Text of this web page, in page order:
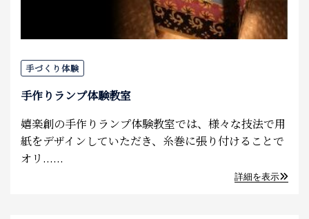
手づくり体験
手作りランプ体験教室
嬉楽創の手作りランプ体験教室では、様々な技法で用
紙をデザインしていただき、糸巻に張り付けることで
オリ......
詳細を表示